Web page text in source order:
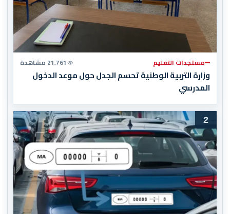
مستجدات التعليم 21,761 مشاهدة
وزارة التربية الوطنية تحسم الجدل حول موعد الدخول
المدرسي
2